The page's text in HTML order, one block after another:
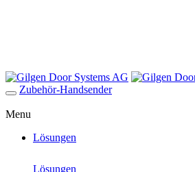
Zubehör-Handsender
Menu
Lösungen
Lösungen